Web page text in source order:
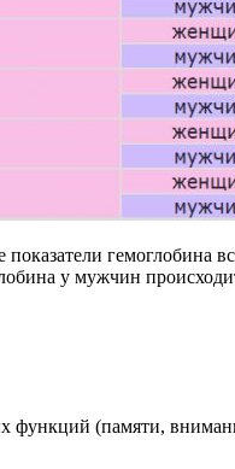
гемоглобина
у мужчин
функций (памяти,